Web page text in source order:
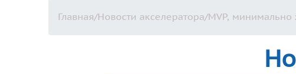
Главная/Новости акселератора/MVP,